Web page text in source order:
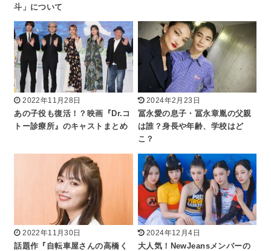
斗」について
2022年11月28日
あの子役も復活！？映画『Dr.コ
トー診療所』のキャストまとめ
2024年2月23日
冨永愛の息子・冨永章胤の父親
は誰？身長や年齢、学校はど
こ？
2022年11月30日
話題作『自転車屋さんの高橋く
2024年12月4日
大人気！NewJeansメンバーの